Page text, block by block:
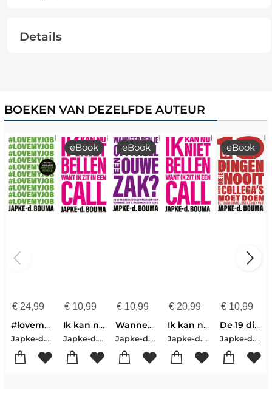
Details
BOEKEN VAN DEZELFDE AUTEUR
€24,99
#lovemyjob
Japke-d. Bouma
€10,99
eBook
Ik kan nu niet bellen want ik zit in een call
Japke-d. Bouma
€ 10,99
eBook
Wanneer ben je officieel een ouwe zak?
Japke-d. Bouma
€ 20,99
Ik kan nu niet bellen want ik zit in een call
Japke-d. Bouma
€ 10,99
eBook
De 19 dingen die je nooit met collega's moet doen
Japke-d. Bouma